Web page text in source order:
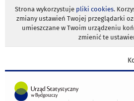
Strona wykorzystuje pliki cookies.
zmiany ustawień Twojej przeglądarki
umieszczane w Twoim urządzeniu
zmienić te